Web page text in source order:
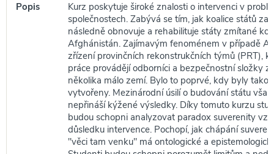
Popis
Kurz poskytuje široké znalosti o intervenci v
společnostech. Zabývá se tím, jak koalice států
následně obnovuje a rehabilituje státy zmítané
Afghánistán. Zajímavým fenoménem v případě
zřízení provinčních rekonstrukčních týmů (PRT),
práce provádějí odborníci a bezpečnostní složky z
několika málo zemí. Bylo to poprvé, kdy byly
vytvořeny. Mezinárodní úsilí o budování státu
nepřináší kýžené výsledky. Díky tomuto kurzu
budou schopni analyzovat paradox suverenity
důsledku intervence. Pochopí, jak chápání
"věci tam venku" má ontologické a